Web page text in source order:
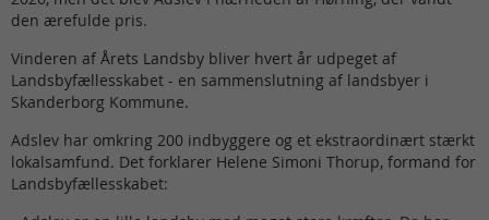
den ærefulde pris.
Vinderen af Årets Landsby bliver hvert år udpeget af
Landsbyfællesskabet - en sammenslutning af landsbyer i
Skanderborg Kommune.
Adslev har omkring 200 indbyggere og et ekstraordinært stærkt
lokalsamfund. Det forklarer Helene Simoni Thorup, formand for
Landsbyfællesskabet: